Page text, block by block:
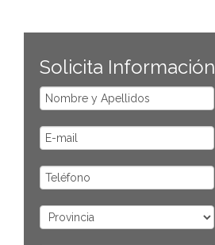
Solicita Información